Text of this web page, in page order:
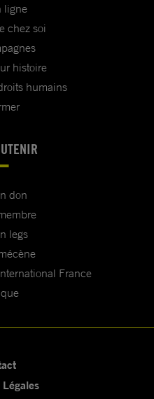
ligne
chez soi
histoire
humains
don
legs
France